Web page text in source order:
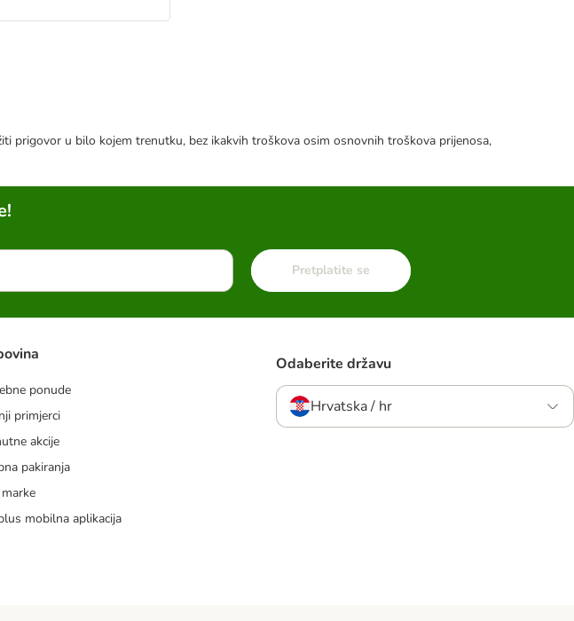
prigovor u bilo kojem trenutku, bez ikakvih troškova osim osnovnih troškova prijenosa,
Pretplatite se
ponude
primjerci
akcije
pakiranja
mobilna aplikacija
Odaberite državu
Hrvatska / hr